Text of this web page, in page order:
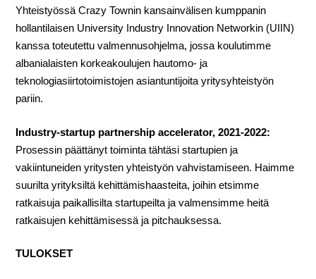
Yhteistyössä Crazy Townin kansainvälisen kumppanin
hollantilaisen University Industry Innovation Networkin (UIIN)
kanssa toteutettu valmennusohjelma, jossa koulutimme
albanialaisten korkeakoulujen hautomo- ja
teknologiasiirtotoimistojen asiantuntijoita yritysyhteistyön
pariin.
Industry-startup partnership accelerator, 2021-2022:
Prosessin päättänyt toiminta tähtäsi startupien ja
vakiintuneiden yritysten yhteistyön vahvistamiseen. Haimme
suurilta yrityksiltä kehittämishaasteita, joihin etsimme
ratkaisuja paikallisilta startupeilta ja valmensimme heitä
ratkaisujen kehittämisessä ja pitchauksessa.
TULOKSET